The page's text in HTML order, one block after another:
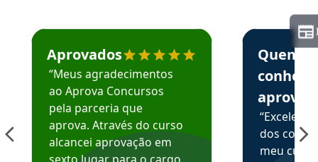
Estudante José recomenda o Aprova Concursos em
Aprovados
“Meus agradecimentos
ao Aprova Concursos
pela parceria que
aprova. Através do curso
alcancei aprovação em
Estudante
Quem
aprova
dos
meu